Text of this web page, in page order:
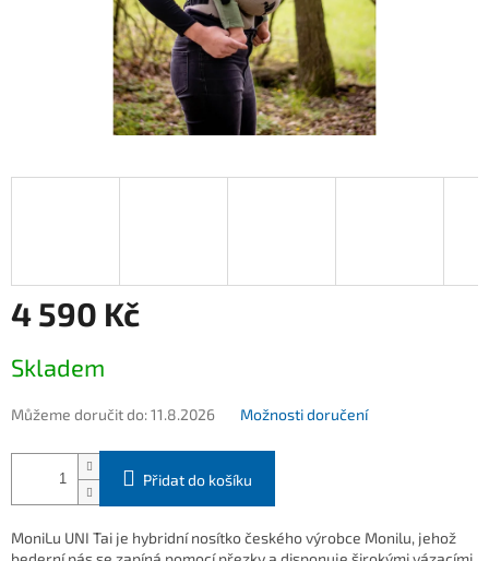
4 590 Kč
cena:
Skladem
Můžeme doručit do:11.8.2026 Možnosti doručení
Přidat do košíku
MoniLu UNI Tai je hybridní nosítko českého výrobce Monilu, jehož